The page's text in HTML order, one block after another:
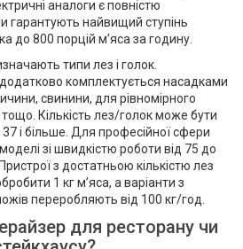
аналоги є повністю
гарантують найвищий ступінь
до 800 порцій м’яса за годину.
типи лез і голок.
комплектується насадками
свинини, для рівномірного
тощо. Кількість лез/голок може бути
і більше. Для професійної сфери
зі швидкістю роботи від 75 до
з достатньою кількістю лез
1 кг м’яса, а варіанти з
переробляють від 100 кг/год.
для ресторану чи